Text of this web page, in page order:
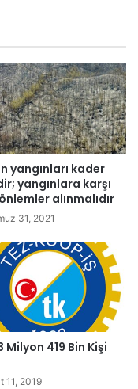
yangınları kader
yangınlara karşı
alınmalıdır
31, 2021
Milyon 419 Bin Kişi
11, 2019